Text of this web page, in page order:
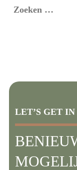
LET’S GET